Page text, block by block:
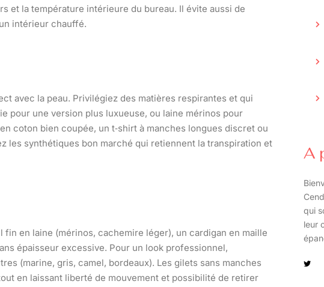
et la température intérieure du bureau. Il évite aussi de
intérieur chauffé.
avec la peau. Privilégiez des matières respirantes et qui
pour une version plus luxueuse, ou laine mérinos pour
coton bien coupée, un t‑shirt à manches longues discret ou
les synthétiques bon marché qui retiennent la transpiration et
en laine (mérinos, cachemire léger), un cardigan en maille
épaisseur excessive. Pour un look professionnel,
(marine, gris, camel, bordeaux). Les gilets sans manches
en laissant liberté de mouvement et possibilité de retirer
A
qui
leur